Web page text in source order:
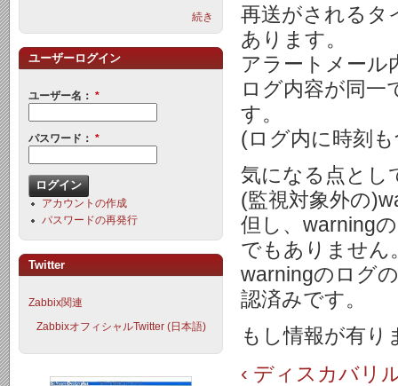
再送がされるタ
あります。
アラートメール
ログ内容が同一
す。
(ログ内に時刻
気になる点とし
(監視対象外の
但し、warning
でもありません
warningのログ
認済みです。
もし情報が有り
‹ ディスカバリ
続き
ユーザーログイン
ユーザー名： *
パスワード： *
アカウントの作成
パスワードの再発行
Twitter
Zabbix関連
ZabbixオフィシャルTwitter (日本語)